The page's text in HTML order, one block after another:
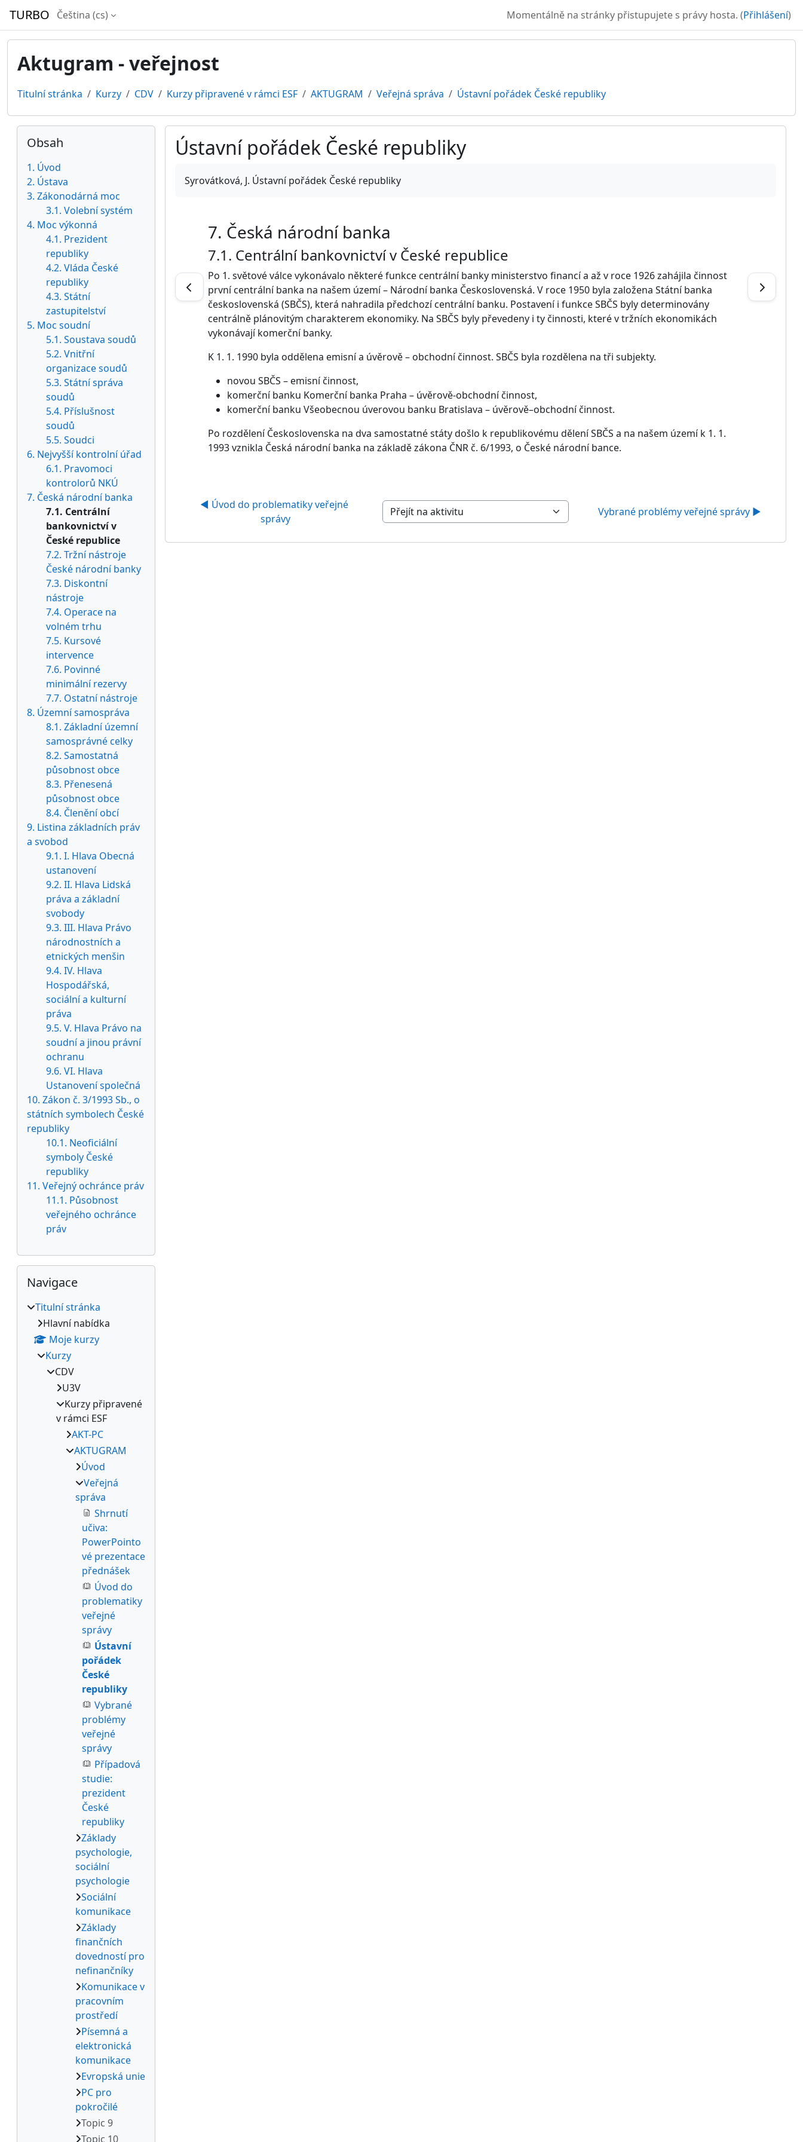
Přejít k hlavnímu obsahu
TURBO Čeština ‎(cs)‎ Momentálně na stránky přistupujete s právy hosta. (Přihlášení)
Aktugram - veřejnost
Titulní stránka Kurzy CDV Kurzy připravené v rámci ESF AKTUGRAM Veřejná správa Ústavní pořádek České republiky
Ústavní pořádek České republiky
Syrovátková, J. Ústavní pořádek České republiky
7. Česká národní banka
7.1. Centrální bankovnictví v České republice
Po 1. světové válce vykonávalo některé funkce centrální banky ministerstvo financí a až v roce 1926 zahájila činnost
první centrální banka na našem území – Národní banka Československá. V roce 1950 byla založena Státní banka
československá (SBČS), která nahradila předchozí centrální banku. Postavení i funkce SBČS byly determinovány
centrálně plánovitým charakterem ekonomiky. Na SBČS byly převedeny i ty činnosti, které v tržních ekonomikách
vykonávají komerční banky.
K 1. 1. 1990 byla oddělena emisní a úvěrově – obchodní činnost. SBČS byla rozdělena na tři subjekty.
novou SBČS – emisní činnost,
komerční banku Komerční banka Praha – úvěrově-obchodní činnost,
komerční banku Všeobecnou úverovou banku Bratislava – úvěrově–obchodní činnost.
Po rozdělení Československa na dva samostatné státy došlo k republikovému dělení SBČS a na našem území k 1. 1.
1993 vznikla Česká národní banka na základě zákona ČNR č. 6/1993, o České národní bance.
◀︎ Úvod do problematiky veřejné
správy
Přejít na aktivitu Vybrané problémy veřejné správy ▶︎
Bloky
Přeskočit: Obsah
Obsah
1. Úvod
2. Ústava
3. Zákonodárná moc
3.1. Volební systém
4. Moc výkonná
4.1. Prezident
republiky
4.2. Vláda České
republiky
4.3. Státní
zastupitelství
5. Moc soudní
5.1. Soustava soudů
5.2. Vnitřní
organizace soudů
5.3. Státní správa
soudů
5.4. Příslušnost
soudů
5.5. Soudci
6. Nejvyšší kontrolní úřad
6.1. Pravomoci
kontrolorů NKÚ
7. Česká národní banka
7.1. Centrální
bankovnictví v
České republice
7.2. Tržní nástroje
České národní banky
7.3. Diskontní
nástroje
7.4. Operace na
volném trhu
7.5. Kursové
intervence
7.6. Povinné
minimální rezervy
7.7. Ostatní nástroje
8. Územní samospráva
8.1. Základní územní
samosprávné celky
8.2. Samostatná
působnost obce
8.3. Přenesená
působnost obce
8.4. Členění obcí
9. Listina základních práv
a svobod
9.1. I. Hlava Obecná
ustanovení
9.2. II. Hlava Lidská
práva a základní
svobody
9.3. III. Hlava Právo
národnostních a
etnických menšin
9.4. IV. Hlava
Hospodářská,
sociální a kulturní
práva
9.5. V. Hlava Právo na
soudní a jinou právní
ochranu
9.6. VI. Hlava
Ustanovení společná
10. Zákon č. 3/1993 Sb., o
státních symbolech České
republiky
10.1. Neoficiální
symboly České
republiky
11. Veřejný ochránce práv
11.1. Působnost
veřejného ochránce
práv
Přeskočit: Navigace
Navigace
Titulní stránka
Hlavní nabídka
Moje kurzy
Kurzy
CDV
U3V
Kurzy připravené
v rámci ESF
AKT-PC
AKTUGRAM
Úvod
Veřejná
správa
Shrnutí
učiva:
PowerPointo
vé prezentace
přednášek
Úvod do
problematiky
veřejné
správy
Ústavní
pořádek
České
republiky
Vybrané
problémy
veřejné
správy
Případová
studie:
prezident
České
republiky
Základy
psychologie,
sociální
psychologie
Sociální
komunikace
Základy
finančních
dovedností pro
nefinančníky
Komunikace v
pracovním
prostředí
Písemná a
elektronická
komunikace
Evropská unie
PC pro
pokročilé
Topic 9
Topic 10